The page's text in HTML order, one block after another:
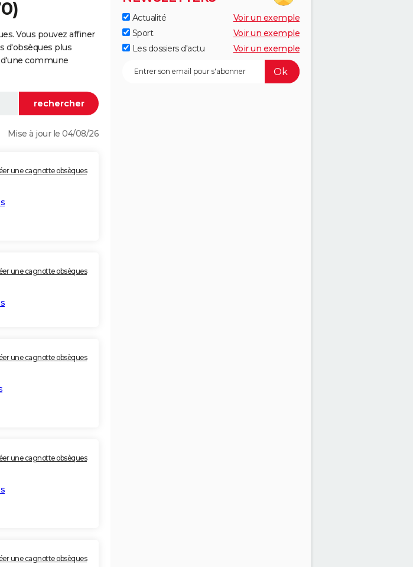
Vous pouvez affiner
d'obsèques plus
commune
Mise à jour le 04/08/26
une cagnotte obsèques
une cagnotte obsèques
une cagnotte obsèques
une cagnotte obsèques
une cagnotte obsèques
Actualité
Voir un exemple
Sport
Voir un exemple
Les dossiers d'actu
Voir un exemple